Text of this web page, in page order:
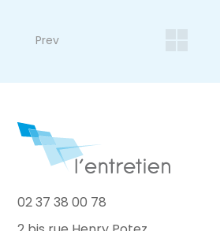
Prev
02 37 38 00 78